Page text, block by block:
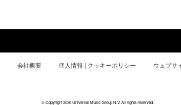
会社概要 個人情報 | クッキーポリシー ウェブサ
© Copyright 2026 Universal Music Group N.V. All rights reserved.